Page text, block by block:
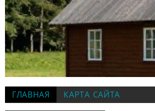
ГЛАВНАЯ КАРТА САЙТА